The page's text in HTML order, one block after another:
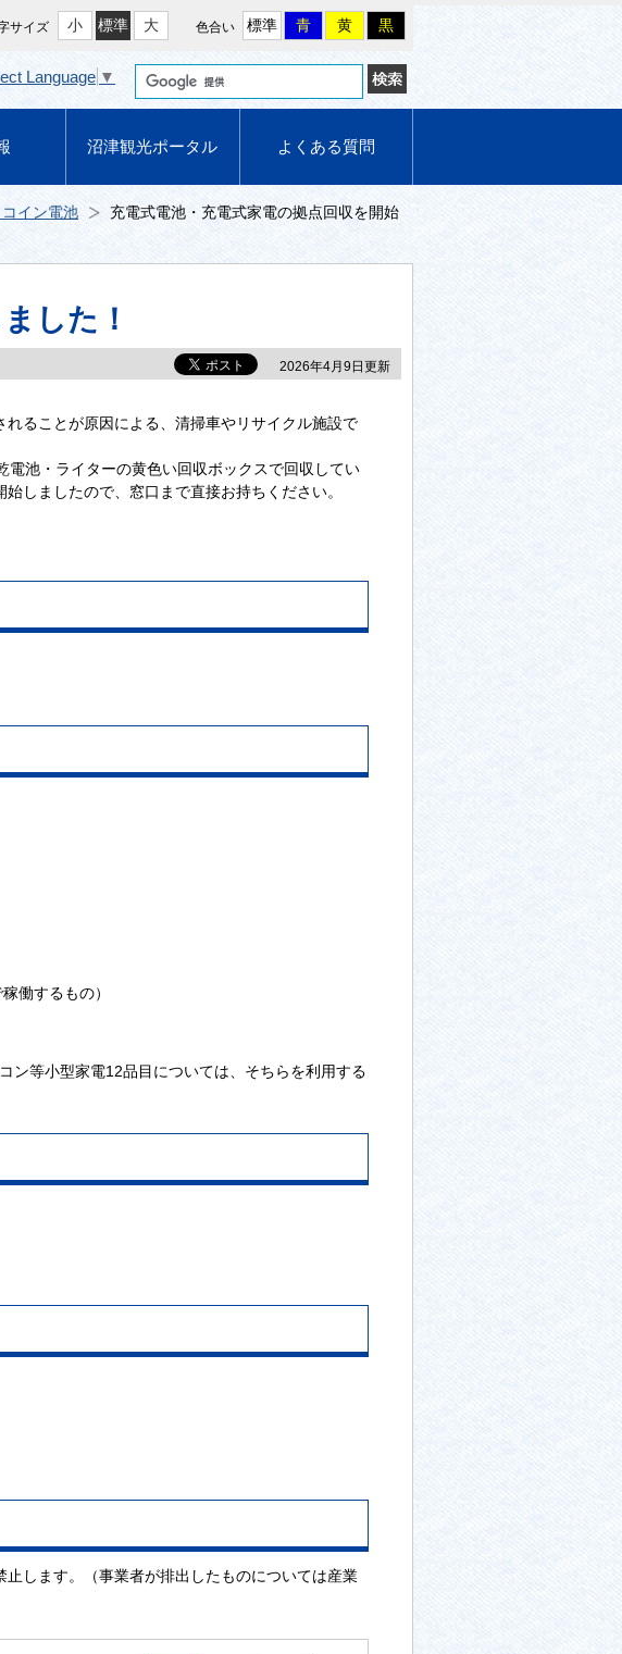
沼津観光ポータル よくある質問
サイズ 小 標準 大 色合い 標準 青 黄 黒
Language ▼
イン電池
充電式電池・充電式家電の拠点回収を開始
した！
2026年4月9日更新
ることが原因による、清掃車やリサイクル施設で
池・ライターの黄色い回収ボックスで回収してい
しましたので、窓口まで直接お持ちください。
働するもの）
ン等小型家電12品目については、そちらを利用する
します。（事業者が排出したものについては産業